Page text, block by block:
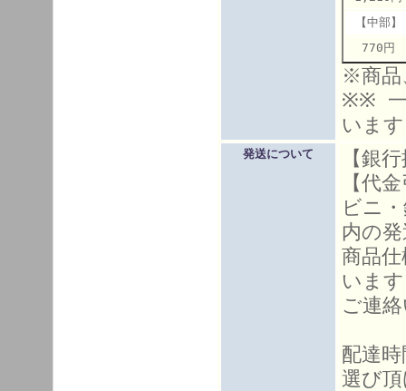
【中部】
770円
※商品
※※ 一
いま
発送について
【銀
【代
ビニ
内の
商品
いま
ご連
配達
選び